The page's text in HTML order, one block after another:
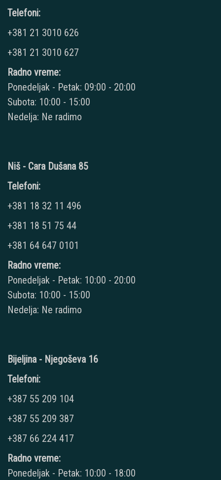
Telefoni:
+381 21 3010 626
+381 21 3010 627
Radno vreme:
Ponedeljak - Petak: 09:00 - 20:00
Subota: 10:00 - 15:00
Nedelja: Ne radimo
Niš - Cara Dušana 85
Telefoni:
+381 18 32 11 496
+381 18 51 75 44
+381 64 647 0101
Radno vreme:
Ponedeljak - Petak: 10:00 - 20:00
Subota: 10:00 - 15:00
Nedelja: Ne radimo
Bijeljina - Njegoševa 16
Telefoni:
+387 55 209 104
+387 55 209 387
+387 66 224 417
Radno vreme:
Ponedeljak - Petak: 10:00 - 18:00